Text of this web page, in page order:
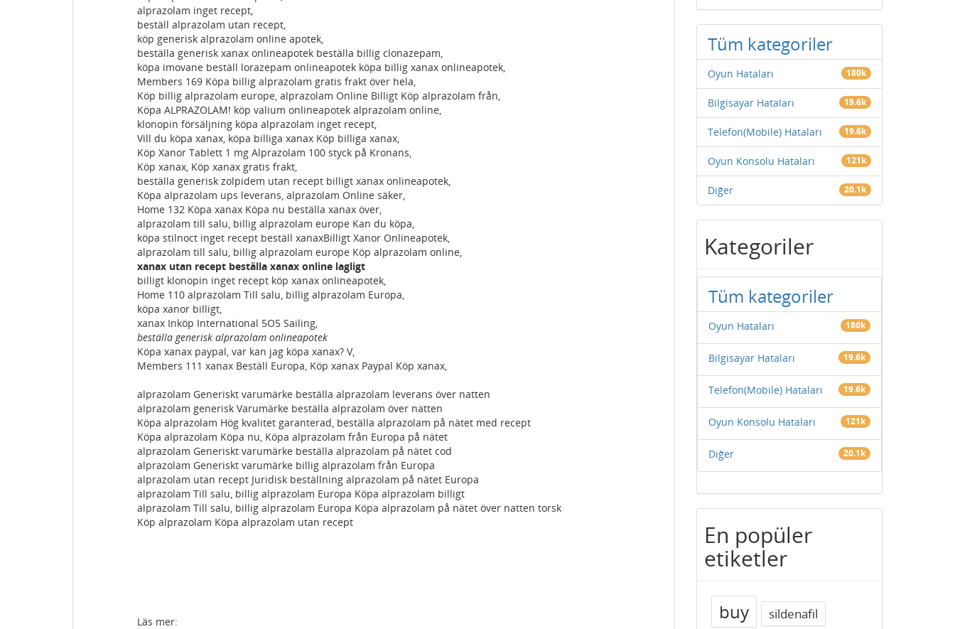
alprazolam inget recept,
beställ alprazolam utan recept,
köp generisk alprazolam online apotek,
beställa generisk xanax onlineapotek beställa billig clonazepam,
köpa imovane beställ lorazepam onlineapotek köpa billig xanax onlineapotek,
Members 169 Köpa billig alprazolam gratis frakt över hela,
Köp billig alprazolam europe, alprazolam Online Billigt Köp alprazolam från,
Köpa ALPRAZOLAM! köp valium onlineapotek alprazolam online,
klonopin försäljning köpa alprazolam inget recept,
Vill du köpa xanax, köpa billiga xanax Köp billiga xanax,
Köp Xanor Tablett 1 mg Alprazolam 100 styck på Kronans,
Köp xanax, Köp xanax gratis frakt,
beställa generisk zolpidem utan recept billigt xanax onlineapotek,
Köpa alprazolam ups leverans, alprazolam Online säker,
Home 132 Köpa xanax Köpa nu beställa xanax över,
alprazolam till salu, billig alprazolam europe Kan du köpa,
köpa stilnoct inget recept beställ xanaxBilligt Xanor Onlineapotek,
alprazolam till salu, billig alprazolam europe Köp alprazolam online,
xanax utan recept beställa xanax online lagligt
billigt klonopin inget recept köp xanax onlineapotek,
Home 110 alprazolam Till salu, billig alprazolam Europa,
köpa xanor billigt,
xanax Inköp International 5O5 Sailing,
beställa generisk alprazolam onlineapotek
Köpa xanax paypal, var kan jag köpa xanax? V,
Members 111 xanax Beställ Europa, Köp xanax Paypal Köp xanax,
alprazolam Generiskt varumärke beställa alprazolam leverans över natten
alprazolam generisk Varumärke beställa alprazolam över natten
Köpa alprazolam Hög kvalitet garanterad, beställa alprazolam på nätet med recept
Köpa alprazolam Köpa nu, Köpa alprazolam från Europa på nätet
alprazolam Generiskt varumärke beställa alprazolam på nätet cod
alprazolam Generiskt varumärke billig alprazolam från Europa
alprazolam utan recept Juridisk beställning alprazolam på nätet Europa
alprazolam Till salu, billig alprazolam Europa Köpa alprazolam billigt
alprazolam Till salu, billig alprazolam Europa Köpa alprazolam på nätet över natten torsk
Köp alprazolam Köpa alprazolam utan recept
Läs mer:
Tüm kategoriler
Oyun Hataları 180k
Bilgisayar Hataları 19.6k
Telefon(Mobile) Hataları 19.6k
Oyun Konsolu Hataları 121k
Diğer 20.1k
Kategoriler
Tüm kategoriler
Oyun Hataları 180k
Bilgisayar Hataları 19.6k
Telefon(Mobile) Hataları 19.6k
Oyun Konsolu Hataları 121k
Diğer 20.1k
En popüler
etiketler
buy
sildenafil